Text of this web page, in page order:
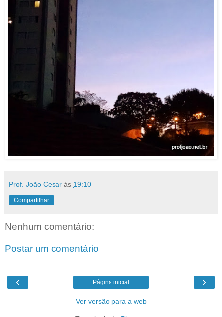
Prof. João Cesar às 19:10
Compartilhar
Nenhum comentário:
Postar um comentário
‹ ›
Página inicial
Ver versão para a web